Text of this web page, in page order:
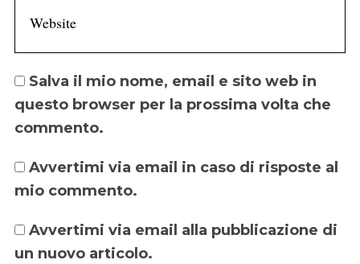
Salva il mio nome, email e sito web in
questo browser per la prossima volta che
commento.
Avvertimi via email in caso di risposte al
mio commento.
Avvertimi via email alla pubblicazione di
un nuovo articolo.